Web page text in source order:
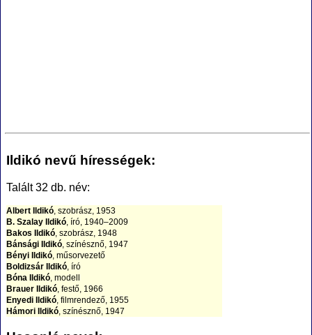
Ildikó nevű hírességek:
Talált 32 db. név:
Albert Ildikó , szobrász, 1953
B. Szalay Ildikó , író, 1940–2009
Bakos Ildikó , szobrász, 1948
Bánsági Ildikó , színésznő, 1947
Bényi Ildikó , műsorvezető
Boldizsár Ildikó , író
Bóna Ildikó , modell
Brauer Ildikó , festő, 1966
Enyedi Ildikó , filmrendező, 1955
Hámori Ildikó , színésznő, 1947